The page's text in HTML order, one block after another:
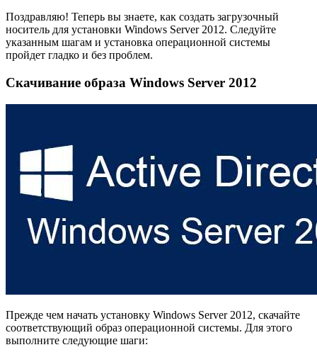
Поздравляю! Теперь вы знаете, как создать загрузочный
носитель для установки Windows Server 2012. Следуйте
указанным шагам и установка операционной системы
пройдет гладко и без проблем.
Скачивание образа Windows Server 2012
Прежде чем начать установку Windows Server 2012, скачайте
соответствующий образ операционной системы. Для этого
выполните следующие шаги: